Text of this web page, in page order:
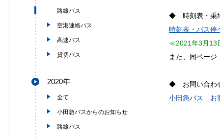
◆ 時刻表・乗
時刻表・バス停
≪2021年3月13
また、同ペー
◆ お問い合わ
小田急バス お
路線バス
空港連絡バス
高速バス
貸切バス
2020年
全て
小田急バスからのお知らせ
路線バス